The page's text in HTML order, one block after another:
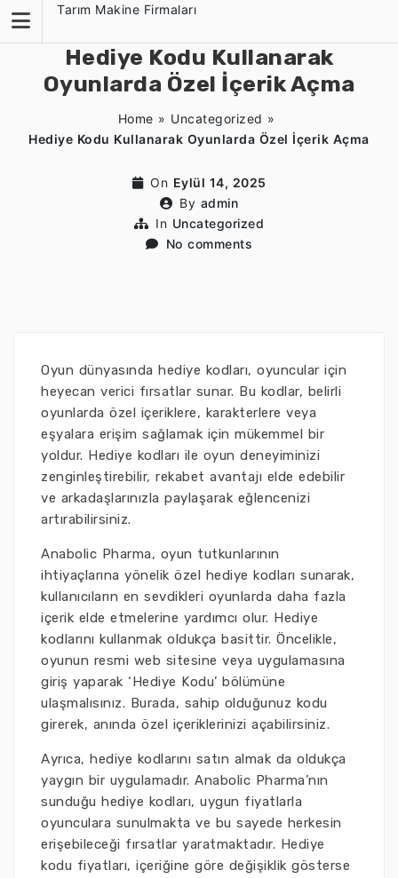
content
Tarım Makine Firmaları
Hediye Kodu Kullanarak
Oyunlarda Özel İçerik Açma
Home » Uncategorized »
Hediye Kodu Kullanarak Oyunlarda Özel İçerik Açma
On Eylül 14, 2025
By admin
In Uncategorized
No comments
Oyun dünyasında hediye kodları, oyuncular için
heyecan verici fırsatlar sunar. Bu kodlar, belirli
oyunlarda özel içeriklere, karakterlere veya
eşyalara erişim sağlamak için mükemmel bir
yoldur. Hediye kodları ile oyun deneyiminizi
zenginleştirebilir, rekabet avantajı elde edebilir
ve arkadaşlarınızla paylaşarak eğlencenizi
artırabilirsiniz.
Anabolic Pharma, oyun tutkunlarının
ihtiyaçlarına yönelik özel hediye kodları sunarak,
kullanıcıların en sevdikleri oyunlarda daha fazla
içerik elde etmelerine yardımcı olur. Hediye
kodlarını kullanmak oldukça basittir. Öncelikle,
oyunun resmi web sitesine veya uygulamasına
giriş yaparak ‘Hediye Kodu’ bölümüne
ulaşmalısınız. Burada, sahip olduğunuz kodu
girerek, anında özel içeriklerinizi açabilirsiniz.
Ayrıca, hediye kodlarını satın almak da oldukça
yaygın bir uygulamadır. Anabolic Pharma’nın
sunduğu hediye kodları, uygun fiyatlarla
oyunculara sunulmakta ve bu sayede herkesin
erişebileceği fırsatlar yaratmaktadır. Hediye
kodu fiyatları, içeriğine göre değişiklik gösterse